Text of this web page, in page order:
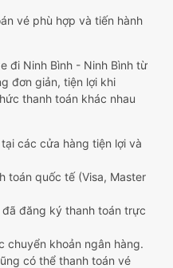
vé phù hợp và tiến hành
đi Ninh Bình - Ninh Bình từ
đơn giản, tiện lợi khi
thanh toán khác nhau
các cửa hàng tiện lợi và
toán quốc tế (Visa, Master
đăng ký thanh toán trực
chuyển khoản ngân hàng.
có thể thanh toán vé